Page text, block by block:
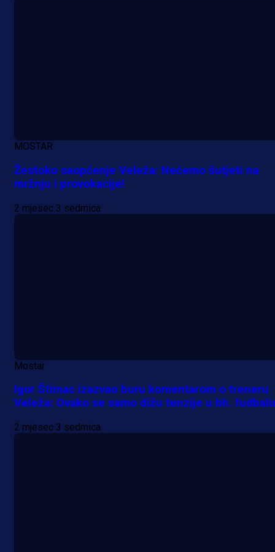
MOSTAR
Žestoko saopćenje Veleža: Nećemo šutjeti na
mržnju i provokacije!
2 mjesec 3 sedmica
Mostar
Igor Štimac izazvao buru komentarom o treneru
Veleža: Ovako se samo dižu tenzije u bh. fudbalu
2 mjesec 3 sedmica